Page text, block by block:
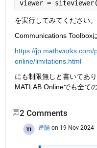
viewer =
を実行してみてください。
Communications Toolbox
https://jp.mathworks.com/
online/limitations.html
にも制限無しと書いてあ
MATLAB Onlineでも全て
2 Comments
達陽 on 19 Nov 2024